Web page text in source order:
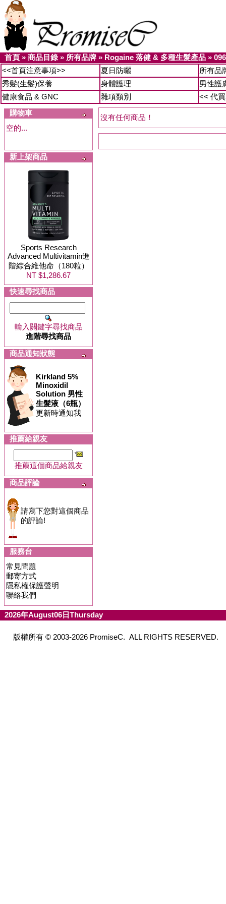
首頁 » 商品目錄» 所有品牌 » Rogaine 落健 & 多種生髮產品 »
<<首頁注意事項>>
夏日防曬
所有品
秀髮(生髮)保養
身體護理
男性護
健康食品 & GNC
雜項類別
<< 代
購物車
空的...
新上架商品
Sports Research
Advanced Multivitamin進
階綜合維他命（180粒）
NT $1,286.67
快速尋找商品
輸入關鍵字尋找商品
進階尋找商品
商品通知狀態
Kirkland 5%
Minoxidil
Solution 男性
生髮液（6瓶）
更新時通知我
推薦給親友
推薦這個商品給親友
商品評論
請寫下您對這個商品
的評論!
服務台
常見問題
郵寄方式
隱私權保護聲明
聯絡我們
沒有任何商品！
2026年August06日Thursday
版權所有 © 2003-2026 PromiseC. ALL RIGHTS RESERVED.